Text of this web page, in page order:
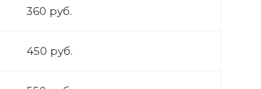
360 руб.
450 руб.